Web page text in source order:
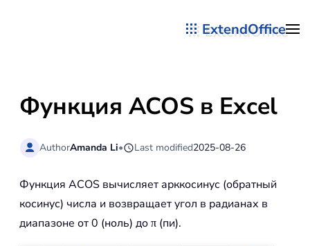
ExtendOffice
Функция ACOS в Excel
AuthorAmanda Li• Last modified2025-08-26
Функция ACOS вычисляет арккосинус (обратный
косинус) числа и возвращает угол в радианах в
диапазоне от 0 (ноль) до π (пи).